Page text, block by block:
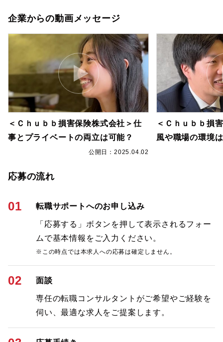
企業からの動画メッセージ
＜Ｃｈｕｂｂ損害保険株式会社＞仕
事とプライベートの両立は可能？
公開日：2025.04.02
＜Ｃｈｕｂｂ損
風や職場の環境
応募の流れ
01 転職サポートへのお申し込み
「応募する」ボタンを押して表示されるフォー
ムで基本情報をご入力ください。
※この時点では本求人への応募は確定しません。
02 面談
専任の転職コンサルタントがご希望やご経験を
伺い、最適な求人をご提案します。